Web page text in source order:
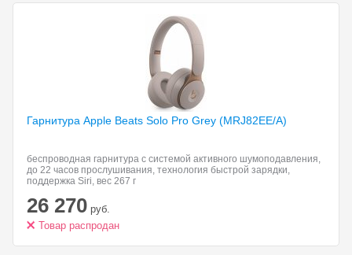
Гарнитура Apple Beats Solo Pro Grey (MRJ82EE/A)
беспроводная гарнитура с системой активного шумоподавления,
до 22 часов прослушивания, технология быстрой зарядки,
поддержка Siri, вес 267 г
26 270 руб.
Товар распродан